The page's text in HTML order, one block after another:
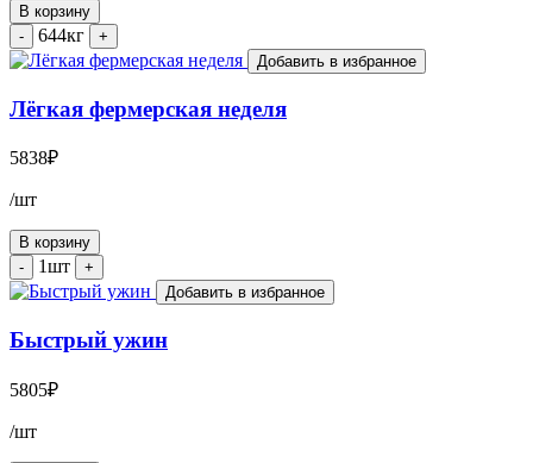
В корзину
-
644кг
+
Добавить в избранное
Лёгкая фермерская неделя
5838₽
/шт
В корзину
-
1шт
+
Добавить в избранное
Быстрый ужин
5805₽
/шт